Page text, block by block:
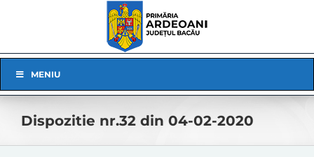
Navigation
MENIU
Dispozitie nr.32 din 04-02-2020